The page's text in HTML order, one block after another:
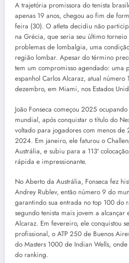
A trajetória promissora do tenista
apenas 19 anos, chegou ao fim de
feira (30). O atleta decidiu não
na Grécia, que seria seu último
problemas de lombalgia, uma
região lombar. Apesar do término
tem um compromisso agendado: uma
espanhol Carlos Alcaraz, atual
dezembro, em Miami, nos Estados
João Fonseca começou 2025
mundial, após conquistar o título do
voltado para jogadores com menos
2024. Em janeiro, ele faturou o
Austrália, e subiu para a 113ª
rápida e impressionante.
No Aberto da Austrália, Fonseca fez
Andrey Rublev, então número 9 do
garantindo sua entrada no top 100 do
segundo tenista mais jovem a alcançar
Alcaraz. Em fevereiro, ele conquistou
profissional, o ATP 250 de Buenos
do Masters 1000 de Indian Wells,
do ranking.